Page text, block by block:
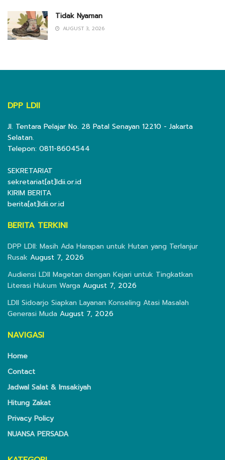
Tidak Nyaman
AUGUST 3, 2026
DPP LDII
Jl. Tentara Pelajar No. 28 Patal Senayan 12210 - Jakarta
Selatan.
Telepon: 0811-8604544
SEKRETARIAT
sekretariat[at]ldii.or.id
KIRIM BERITA
berita[at]ldii.or.id
BERITA TERKINI
DPP LDII: Masih Ada Harapan untuk Hutan yang Terlanjur
Rusak August 7, 2026
Audiensi LDII Magetan dengan Kejari untuk Tingkatkan
Literasi Hukum Warga August 7, 2026
LDII Sidoarjo Siapkan Layanan Konseling Atasi Masalah
Generasi Muda August 7, 2026
NAVIGASI
Home
Contact
Jadwal Salat & Imsakiyah
Hitung Zakat
Privacy Policy
NUANSA PERSADA